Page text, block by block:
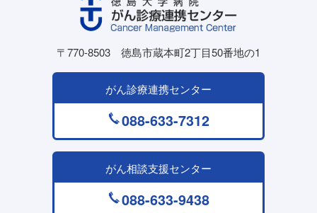
〒770-8503 徳島市蔵本町2丁目50番地の1
がん診療連携センター
088-633-7312
がん相談支援センター
088-633-9438